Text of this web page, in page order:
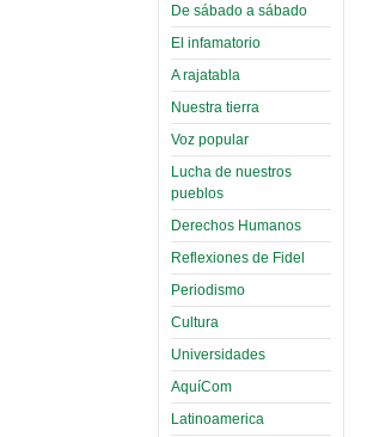
De sábado a sábado
El infamatorio
A rajatabla
Nuestra tierra
Voz popular
Lucha de nuestros
pueblos
Derechos Humanos
Reflexiones de Fidel
Periodismo
Cultura
Universidades
AquíCom
Latinoamerica